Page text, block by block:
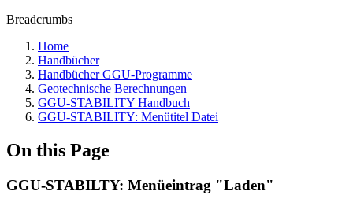
Breadcrumbs
Home
Handbücher
Handbücher GGU-Programme
Geotechnische Berechnungen
GGU-STABILITY Handbuch
GGU-STABILITY: Menütitel Datei
On this Page
GGU-STABILTY: Menüeintrag "Laden"